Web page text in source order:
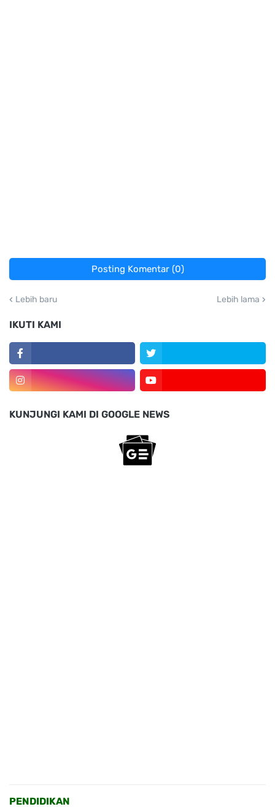
Posting Komentar (0)
Lebih baru Lebih lama
IKUTI KAMI
KUNJUNGI KAMI DI GOOGLE NEWS
PENDIDIKAN